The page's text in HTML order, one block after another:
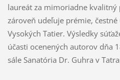
laureát za mimoriadne
zároveň udeľuje prémie,
Vysokých Tatier. Výsledky
účasti ocenených autorov dňa
sále Sanatória Dr. Guhra v